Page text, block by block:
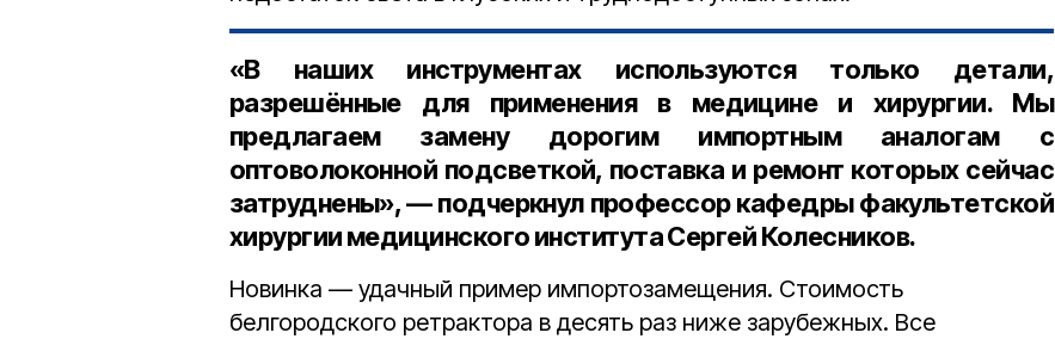
«В наших инструментах используются только детали,
разрешённые для применения в медицине и хирургии. Мы
предлагаем замену дорогим импортным аналогам с
оптоволоконной подсветкой, поставка и ремонт которых сейчас
затруднены», — подчеркнул профессор кафедры факультетской
хирургии медицинского института Сергей Колесников.
Новинка — удачный пример импортозамещения. Стоимость
белгородского ретрактора в десять раз ниже зарубежных. Все